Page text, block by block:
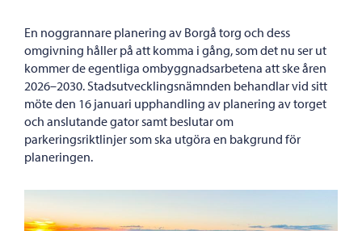
En noggrannare planering av Borgå torg och dess
omgivning håller på att komma i gång, som det nu ser ut
kommer de egentliga ombyggnadsarbetena att ske åren
2026–2030. Stadsutvecklingsnämnden behandlar vid sitt
möte den 16 januari upphandling av planering av torget
och anslutande gator samt beslutar om
parkeringsriktlinjer som ska utgöra en bakgrund för
planeringen.